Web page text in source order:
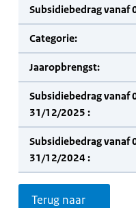
Subsidiebedrag vanaf
Categorie:
Jaaropbrengst:
Subsidiebedrag
31/12/2025 :
Subsidiebedrag
31/12/2024 :
Terug naar